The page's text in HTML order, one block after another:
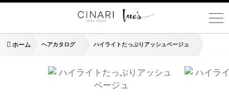
ホーム ヘアカタログ ハイライトたっぷりアッシュベージュ